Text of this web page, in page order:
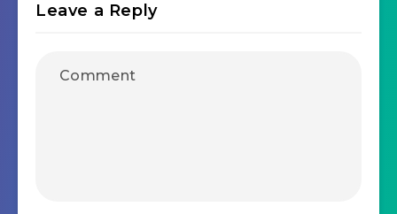
Leave a Reply